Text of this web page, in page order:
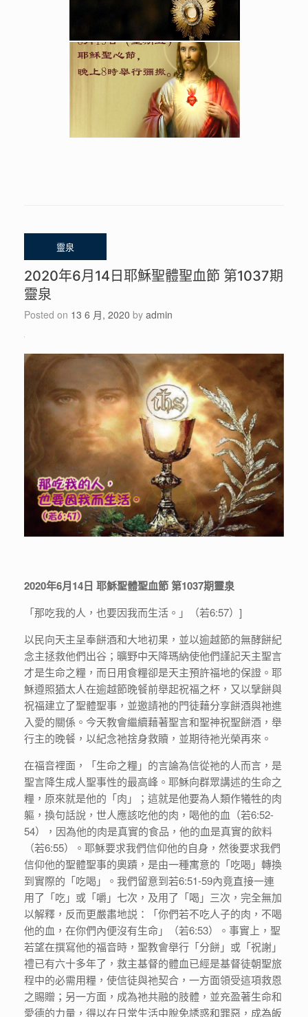
2020年6月14日耶穌聖體聖血節 第1037期
靈泉
Posted on 13 6 月, 2020 by admin
2020年6月14日 耶穌聖體聖血節 第1037期靈泉
「那吃我的人，也要因我而生活。」（若6:57）]
以民向天主呈奉餅酒和大地初果，並以逾越節的無酵餅紀
念主拯救他們出谷；曠野中天降瑪納使他們謹記天主聖言
才是生命之糧，而日用食糧卻是天主預許福地的保證。耶
穌遵照猶太人在逾越節晚餐前舉起祝福之杯，又以擘餅與
祝福建立了聖體聖事，並邀請祂的門徒藉分享餅酒與祂進
入愛的關係。今天教會繼續藉著聖言和聖神祝聖餅酒，舉
行主的晚餐，以紀念祂捨身救贖，並期待祂光榮再來。
在福音裡面，「生命之糧」的言論為信從祂的人而言，是
聖言降生成人聖事性的最高峰。耶穌向群眾講述的生命之
糧，原來就是他的「肉」；這就是他要為人類作犧牲的肉
軀，換句話說，世人應該吃他的肉，喝他的血（若6:52-
54），因為他的肉是真實的食品，他的血是真實的飲料
（若6:55）。耶穌要求我們信仰他的自身，然後要求我們
信仰他的聖體聖事的奧蹟，是由一種寓意的「吃喝」轉換
到實際的「吃喝」。我們留意到若6:51-59內竟直接一連
用了「吃」或「嚼」七次，及用了「喝」三次，完全無加
以解釋，反而更嚴肅地説：「你們若不吃人子的肉，不喝
他的血，在你們內便沒有生命」（若6:53）。事實上，聖
若望在撰寫他的福音時，聖教會舉行「分餅」或「祝謝」
禮已有六十多年了，救主基督的體血已經是基督徒朝聖旅
程中的必需用糧，使信徒與祂契合，一方面領受這項救恩
之賜贈；另一方面，成為祂共融的肢體，並充盈著生命和
愛德的力量，得以在日常生活中脫免誘惑和罪惡，成為皈